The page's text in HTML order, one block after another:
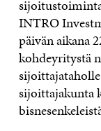
INTRO
päivän aikana
kohdeyritystä
sijoittajakunta